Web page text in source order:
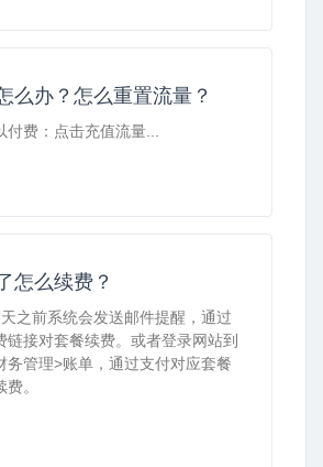
么办？怎么重置流量？
付费：点击充值流量...
怎么续费？
之前系统会发送邮件提醒，通过
链接对套餐续费。或者登录网站到
务管理>账单，通过支付对应套餐
。